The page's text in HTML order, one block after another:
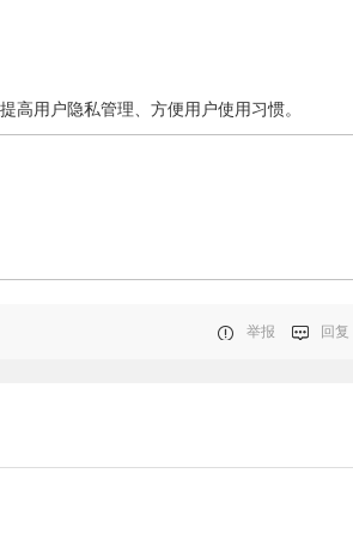
高用户隐私管理、方便用户使用习惯。
举报 回复